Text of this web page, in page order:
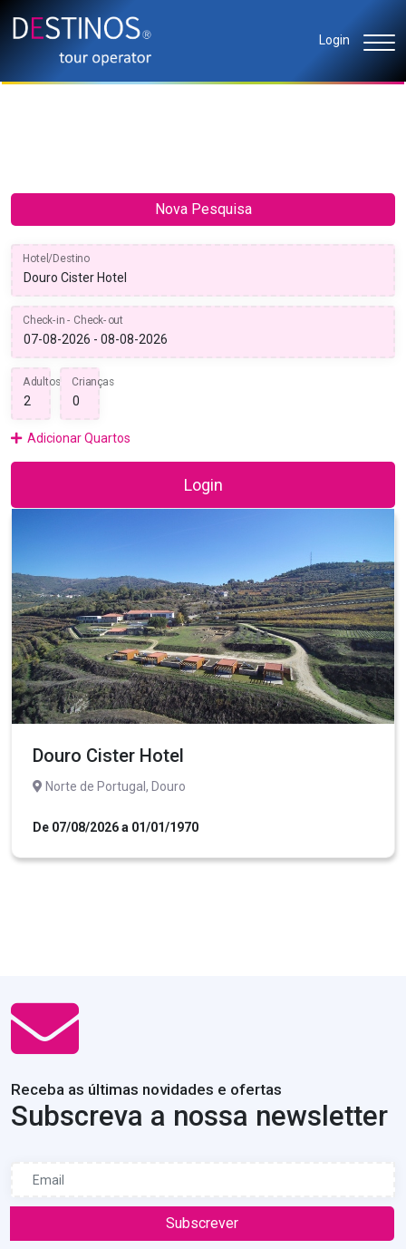
Login
Nova Pesquisa
Hotel/Destino
Check-in - Check-out
Adultos Crianças
Adicionar Quartos
Login
Douro Cister Hotel
Norte de Portugal, Douro
De 07/08/2026 a 01/01/1970
Receba as últimas novidades e ofertas
Subscreva a nossa newsletter
Subscrever